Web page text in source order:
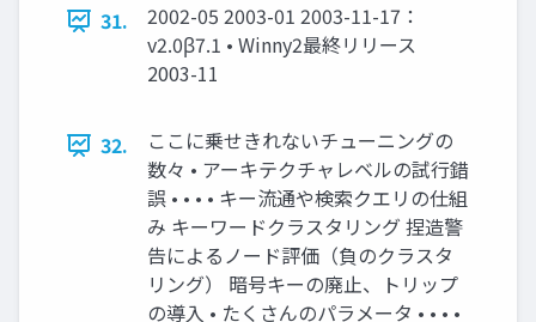
31.
2002-05 2003-01 2003-11-17：
v2.0β7.1 • Winny2最終リリース
2003-11
32.
ここに乗せきれないチューニングの
数々 • アーキテクチャレベルの試行錯
誤 • • • • キー流通や検索クエリの仕組
み キーワードクラスタリング 捏造警
告によるノード評価（負のクラスタ
リング） 暗号キーの廃止、トリップ
の導入 • たくさんのパラメータ • • • •